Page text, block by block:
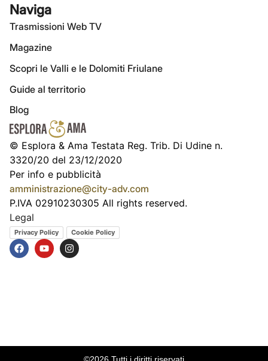
Naviga
Trasmissioni Web TV
Magazine
Scopri le Valli e le Dolomiti Friulane
Guide al territorio
Blog
© Esplora & Ama Testata Reg. Trib. Di Udine n.
3320/20 del 23/12/2020
Per info e pubblicità
amministrazione@city-adv.com
P.IVA 02910230305 All rights reserved.
Legal
Privacy Policy Cookie Policy